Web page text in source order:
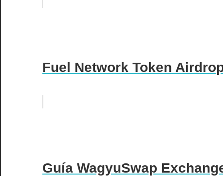
Fuel Network Token
Guía WagyuSwap